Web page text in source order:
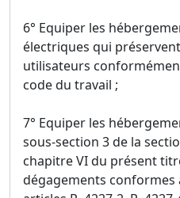
6° Equiper les
électriques qui
utilisateurs
code du travail ;
7° Equiper les
sous-section 3 de la
chapitre VI du présent
dégagements conformes